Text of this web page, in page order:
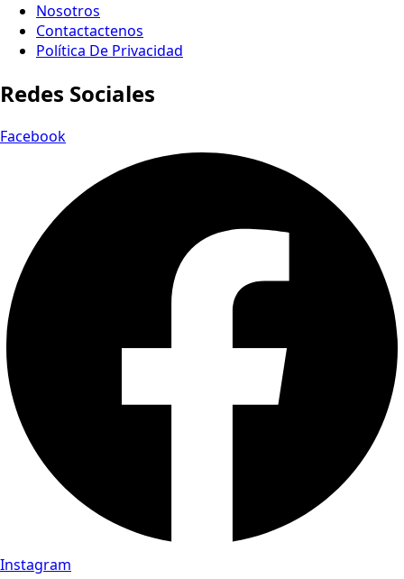
Nosotros
Contactactenos
Política De Privacidad
Redes Sociales
Facebook
Instagram